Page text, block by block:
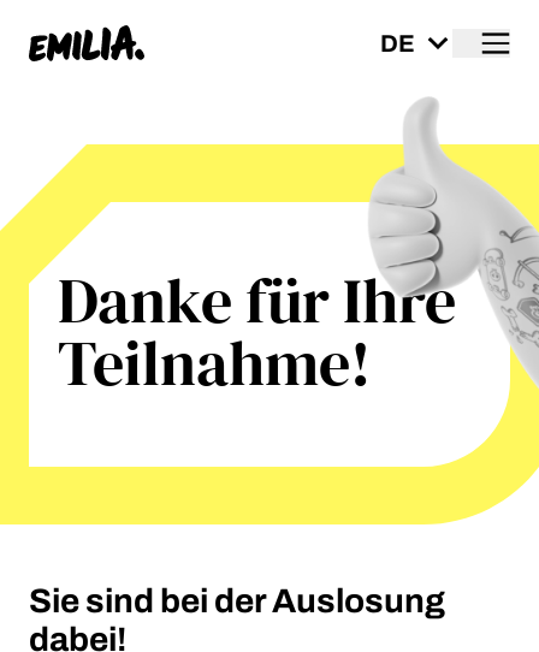
Dankefür Ihre
Teilnahme!
Sie sind bei der Auslosung
dabei!